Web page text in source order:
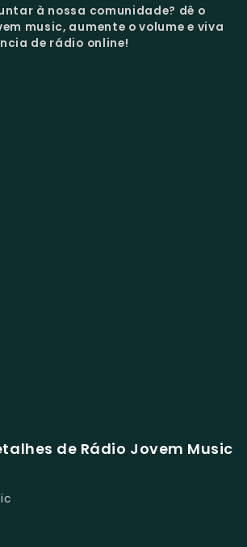
à nossa comunidade? dê o
music, aumente o volume e viva
de rádio online!
de Rádio Jovem Music